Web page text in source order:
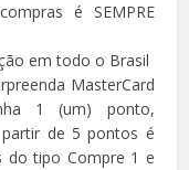
é SEMPRE
em todo o Brasil
MasterCard
1 (um) ponto,
de 5 pontos é
do tipo Compre 1 e